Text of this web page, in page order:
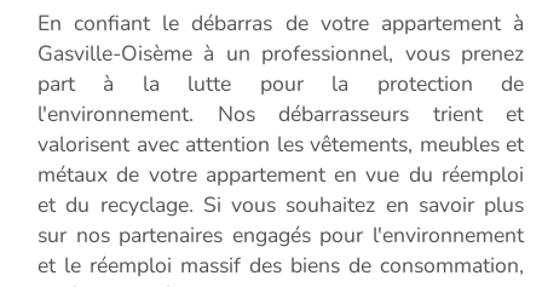
En confiant le débarras de votre appartement à
Gasville-Oisème à un professionnel, vous prenez
part à la lutte pour la protection de
l'environnement. Nos débarrasseurs trient et
valorisent avec attention les vêtements, meubles et
métaux de votre appartement en vue du réemploi
et du recyclage. Si vous souhaitez en savoir plus
sur nos partenaires engagés pour l'environnement
et le réemploi massif des biens de consommation,